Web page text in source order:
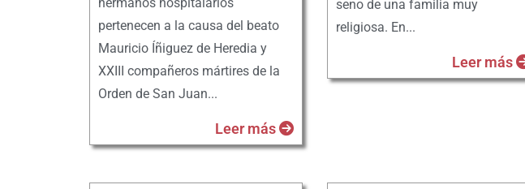
pertenecen a la causa del beato
Mauricio Íñiguez de Heredia y
XXIII compañeros mártires de la
Orden de San Juan...
Leer más
seno de una familia muy
religiosa. En...
Leer más